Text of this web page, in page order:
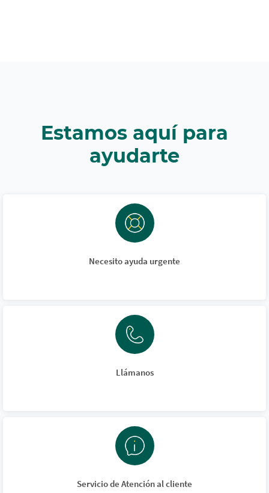
Estamos aquí para
ayudarte
Necesito ayuda urgente
Llámanos
Servicio de Atención al cliente